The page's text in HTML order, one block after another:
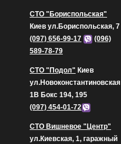
СТО "Бориспольская"
Киев ул.Бориспольская, 7
(097) 656-99-17
(096)
589-78-79
СТО "Подол" Киев
ул.Новоконстантиновская
1В Бокс 194, 195
(097) 454-01-72
СТО Вишневое "Центр"
ул.Киевская, 1, гаражный